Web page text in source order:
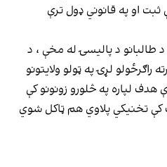
او په قانوني ډول ترې
د پالیسۍ له مخې ، د
لړۍ په ټولو ولایتونو
لپاره په څلورو زونونو کې
کې تخنیکي پلاوي هم ټاکل شوي